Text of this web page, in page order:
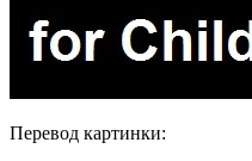
Перевод картинки: